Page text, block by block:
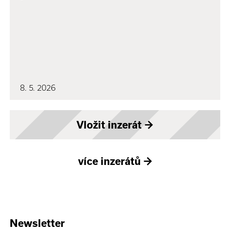
8. 5. 2026
Vložit inzerát→
více inzerátů →
Newsletter